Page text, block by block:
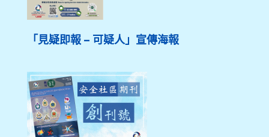
「見疑即報 – 可疑人」宣傳海報